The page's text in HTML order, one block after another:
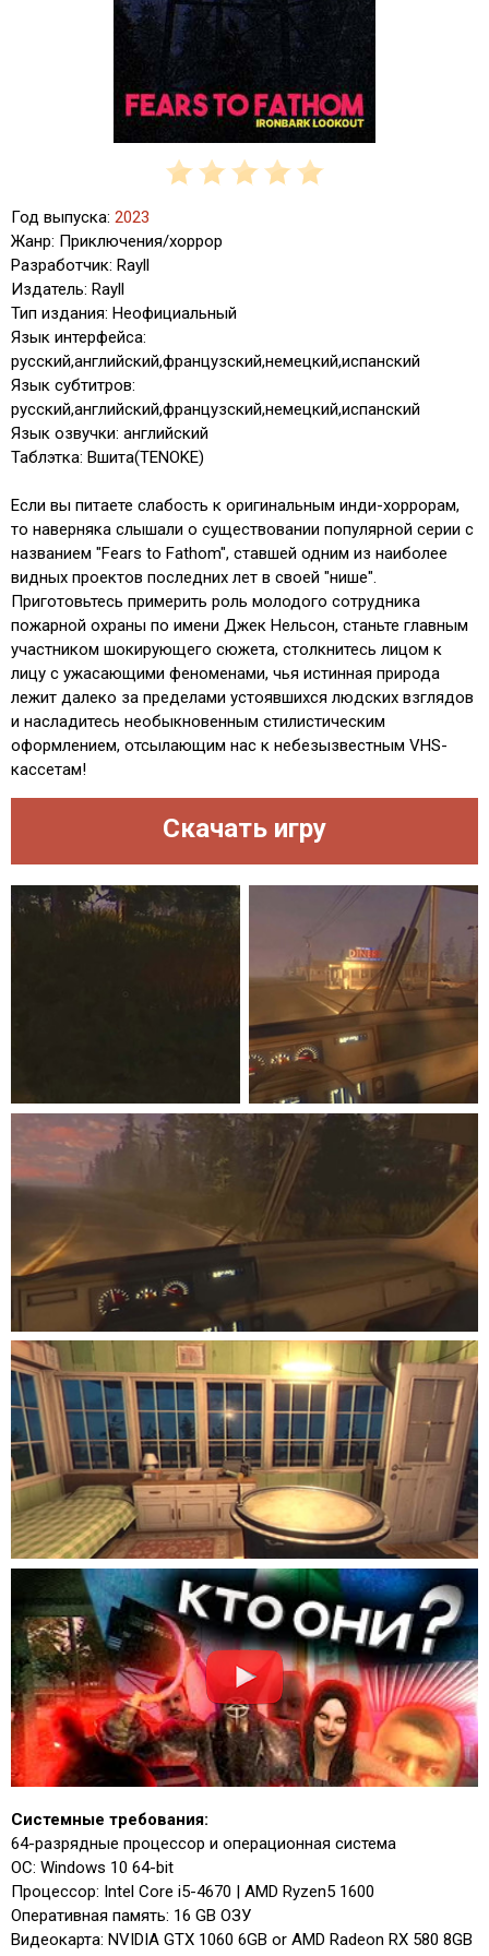
Год выпуска: 2023
Жанр: Приключения/хоррор
Разработчик: Rayll
Издатель: Rayll
Тип издания: Неофициальный
Язык интерфейса:
русский,английский,французский,немецкий,испанский
Язык субтитров:
русский,английский,французский,немецкий,испанский
Язык озвучки: английский
Таблэтка: Вшита(TENOKE)
Если вы питаете слабость к оригинальным инди-хоррорам,
то наверняка слышали о существовании популярной серии с
названием "Fears to Fathom", ставшей одним из наиболее
видных проектов последних лет в своей "нише".
Приготовьтесь примерить роль молодого сотрудника
пожарной охраны по имени Джек Нельсон, станьте главным
участником шокирующего сюжета, столкнитесь лицом к
лицу с ужасающими феноменами, чья истинная природа
лежит далеко за пределами устоявшихся людских взглядов
и насладитесь необыкновенным стилистическим
оформлением, отсылающим нас к небезызвестным VHS-
кассетам!
Скачать игру
Системные требования:
64-разрядные процессор и операционная система
ОС: Windows 10 64-bit
Процессор: Intel Core i5-4670 | AMD Ryzen5 1600
Оперативная память: 16 GB ОЗУ
Видеокарта: NVIDIA GTX 1060 6GB or AMD Radeon RX 580 8GB